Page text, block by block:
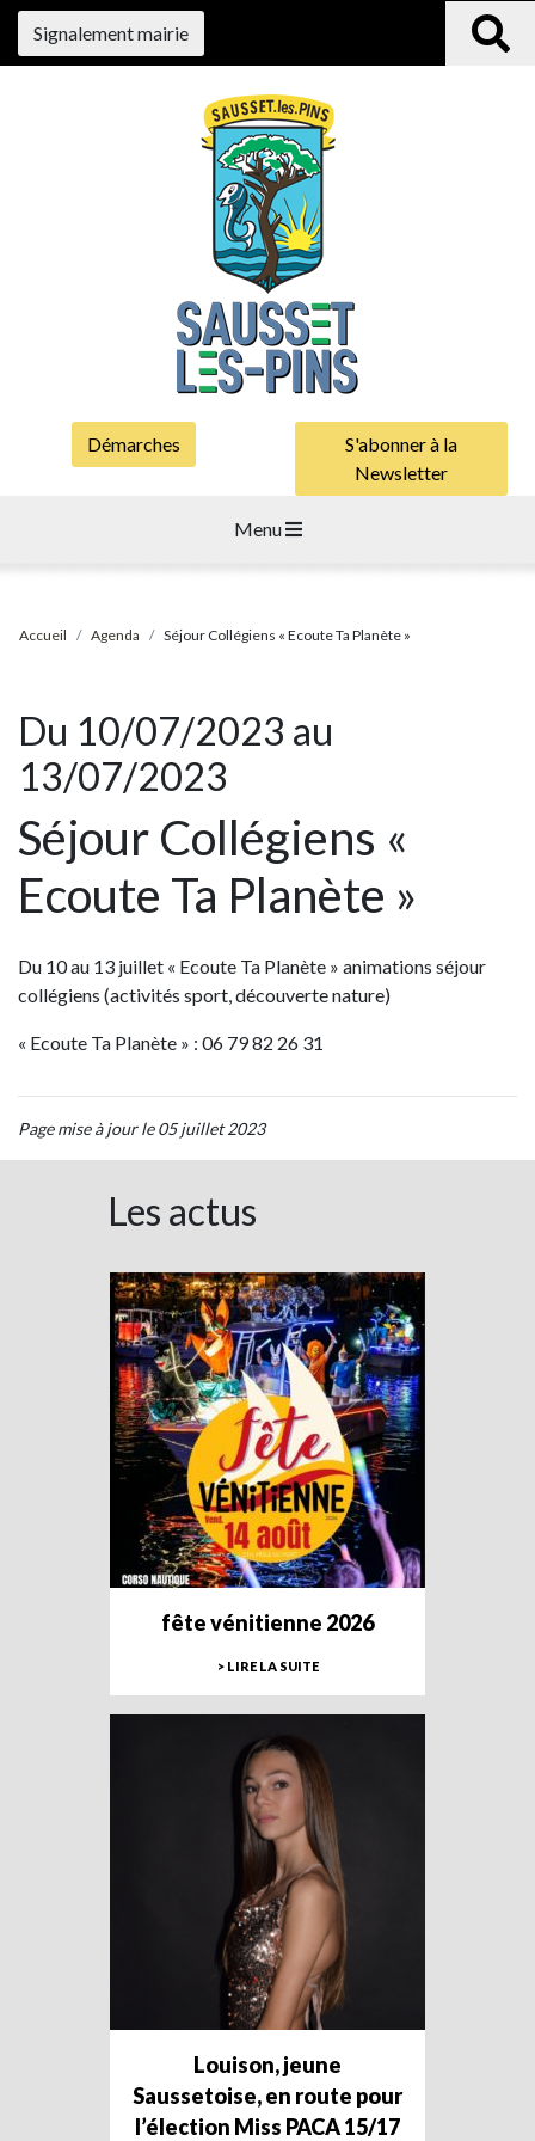
Signalement mairie
Démarches
S'abonner à la
Newsletter
Menu
Accueil Agenda Séjour Collégiens « Ecoute Ta Planète »
Du 10/07/2023 au
13/07/2023
Séjour Collégiens «
Ecoute Ta Planète »
Du 10 au 13 juillet « Ecoute Ta Planète » animations séjour
collégiens (activités sport, découverte nature)
« Ecoute Ta Planète » : 06 79 82 26 31
Page mise à jour le 05 juillet 2023
Les actus
fête vénitienne 2026
> LIRE LA SUITE
Louison, jeune
Saussetoise, en route pour
l’élection Miss PACA 15/17